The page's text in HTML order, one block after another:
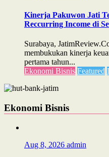
Kinerja Pakuwon Jati
Reccurring Income di
Surabaya,
membukukan kinerja
pertama tahun...
Ekonomi Bisnis Featured
Ekonomi Bisnis
Aug 8, 2026 admin